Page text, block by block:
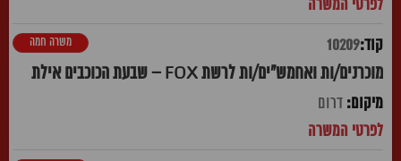
10209
מוכרנים/ות ואחמש"ים/ות לרשת FOX – שבעת הכוכבים אילת
משרה חמה
דרום